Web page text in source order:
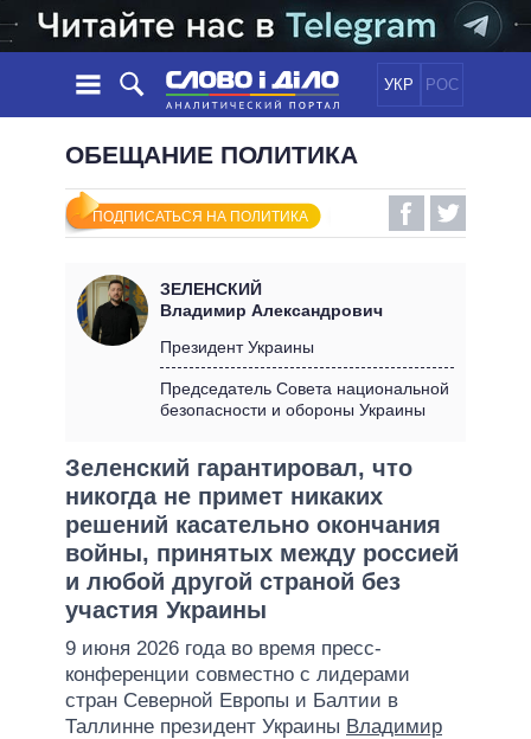
УКР РОС
НОВОСТИ
ЛЕНТА
СОБЫТИЯ
СТАТЬИ
МНЕНИЯ
ОБЗОРЫ
ДАЙДЖЕСТЫ
ПОЛИТИКА
ЭКОНОМИКА
МИР
ОБЕЩАНИЯ
ВСЕ ПОЛИТИКИ
ПРЕЗИДЕНТ И ОФИС
КАБИНЕТ МИНИСТРОВ
МЭРЫ
ВСЕ ПЕРСОНЫ
ИНФОГРАФИКА
ВИДЕО
ПОДДЕРЖАТЬ
СРАВНЕНИЕ ПОЛИТИКОВ
ОБЕЩАНИЕ ПОЛИТИКА
ПОДПИСАТЬСЯ НА ПОЛИТИКА
ЗЕЛЕНСКИЙ
Владимир Александрович
Президент Украины
Председатель Совета национальной
безопасности и обороны Украины
Зеленский гарантировал, что
никогда не примет никаких
решений касательно окончания
войны, принятых между россией
и любой другой страной без
участия Украины
9 июня 2026 года во время пресс-
конференции совместно с лидерами
стран Северной Европы и Балтии в
Таллинне президент Украины Владимир